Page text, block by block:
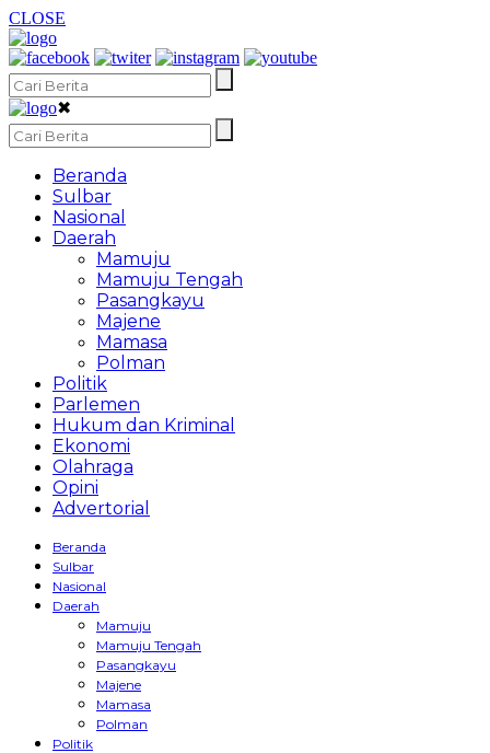
CLOSE
✖
Beranda
Sulbar
Nasional
Daerah
Mamuju
Mamuju Tengah
Pasangkayu
Majene
Mamasa
Polman
Politik
Parlemen
Hukum dan Kriminal
Ekonomi
Olahraga
Opini
Advertorial
Beranda
Sulbar
Nasional
Daerah
Mamuju
Mamuju Tengah
Pasangkayu
Majene
Mamasa
Polman
Politik